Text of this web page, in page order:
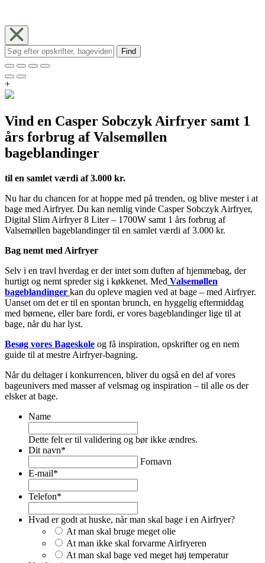
Find
+
Vind en Casper Sobczyk Airfryer samt 1
års forbrug af Valsemøllen
bageblandinger
til en samlet værdi af 3.000 kr.
Nu har du chancen for at hoppe med på trenden, og blive mester i at
bage med Airfryer. Du kan nemlig vinde Casper Sobczyk Airfryer,
Digital Slim Airfryer 8 Liter – 1700W samt 1 års forbrug af
Valsemøllen bageblandinger til en samlet værdi af 3.000 kr.
Bag nemt med Airfryer
Selv i en travl hverdag er der intet som duften af hjemmebag, der
hurtigt og nemt spreder sig i køkkenet. Med Valsemøllen
bageblandinger kan du opleve magien ved at bage – med Airfryer.
Uanset om det er til en spontan brunch, en hyggelig eftermiddag
med børnene, eller bare fordi, er vores bageblandinger lige til at
bage, når du har lyst.
Besøg vores Bageskole og få inspiration, opskrifter og en nem
guide til at mestre Airfryer-bagning.
Når du deltager i konkurrencen, bliver du også en del af vores
bageunivers med masser af velsmag og inspiration – til alle os der
elsker at bage.
Name
Dette felt er til validering og bør ikke ændres.
Dit navn*
Fornavn
E-mail*
Telefon*
Hvad er godt at huske, når man skal bage i en Airfryer?
At man skal bruge meget olie
At man ikke skal forvarme Airfryeren
At man skal bage ved meget høj temperatur